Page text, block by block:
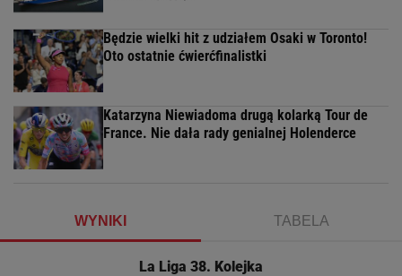
Będzie wielki hit z udziałem Osaki w Toronto!
Oto ostatnie ćwierćfinalistki
Katarzyna Niewiadoma drugą kolarką Tour de
France. Nie dała rady genialnej Holenderce
WYNIKI TABELA
La Liga 38. Kolejka